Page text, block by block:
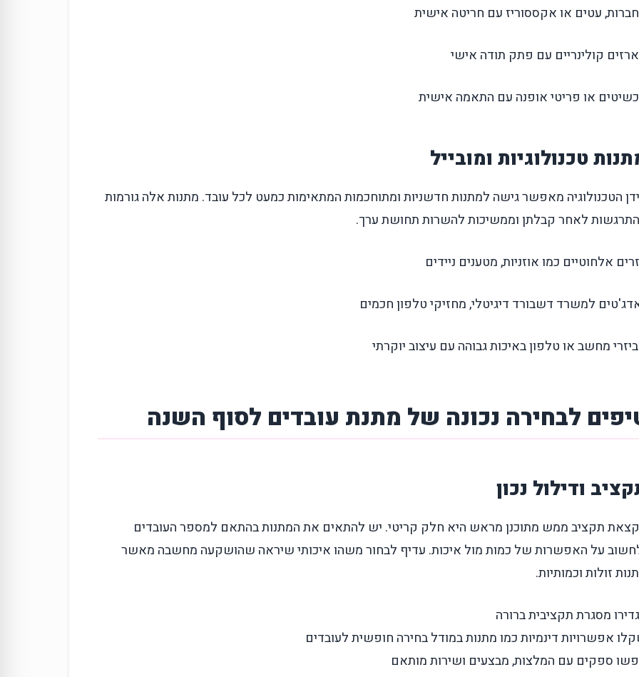
עטים או אקססוריז עם חריטה אישית
קולינריים עם פתק תודה אישי
או פריטי אופנה עם התאמה אישית
טכנולוגיות ומובייל
הטכנולוגיה מאפשר גישה למתנות חדשניות ומתוחכמות המתאימות כמעט לכל עובד. מתנות אלה גורמות
לאחר קבלתן וממשיכות להשרות תחושת ערך.
אלחוטיים כמו אוזניות, מטענים ניידים
למשרד דשבורד דיגיטלי, מחזיקי טלפון חכמים
מחשב או טלפון באיכות גבוהה עם עיצוב יוקרתי
לבחירה נכונה של מתנת עובדים לסוף השנה
ודילול נכון
תקציב ממש מתוכנן מראש היא חלק קריטי. יש להתאים את המתנות בהתאם למספר העובדים
על האפשרות של כמות מול איכות. עדיף לבחור משהו איכותי שיראה שהושקעה מחשבה מאשר
זולות וכמותיות.
מסגרת תקציבית ברורה
אפשרויות דינמיות כמו מתנות במודל בחירה חופשית לעובדים
ספקים עם המלצות, מבצעים ושירות מותאם